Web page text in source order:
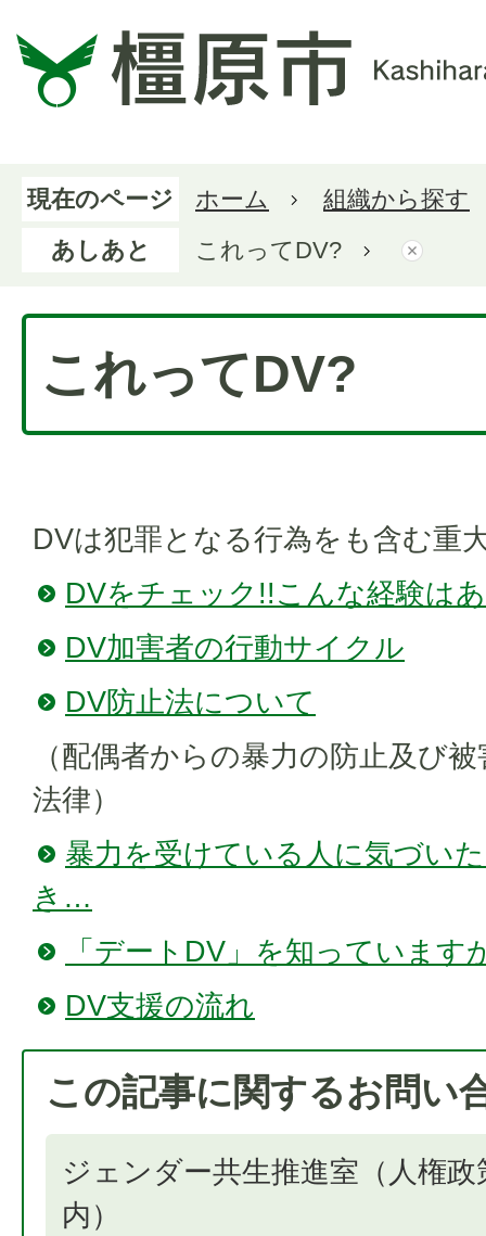
現在のページ ホーム
組織から探す
あしあと
これってDV?
これってDV?
DVは犯罪となる行為をも含む重
DVをチェック!!こんな経験は
DV加害者の行動サイクル
DV防止法について
（配偶者からの暴力の防止及び
法律）
暴力を受けている人に気づい
き…
「デートDV」を知っています
DV支援の流れ
この記事に関するお問い
ジェンダー共生推進室（人権政